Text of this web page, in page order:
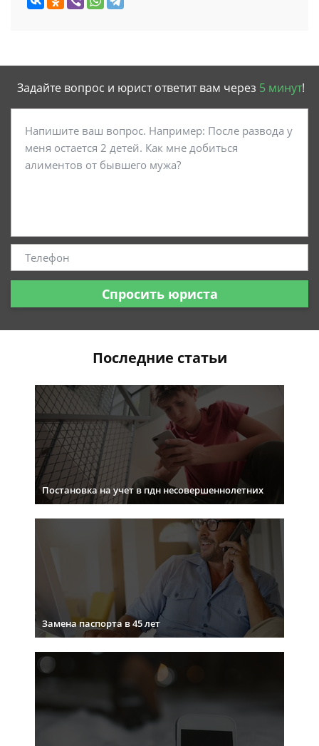
Задайте вопрос и юрист ответит вам через 5 минут!
Спросить юриста
Последние статьи
Постановка на учет в пдн несовершеннолетних
Замена паспорта в 45 лет